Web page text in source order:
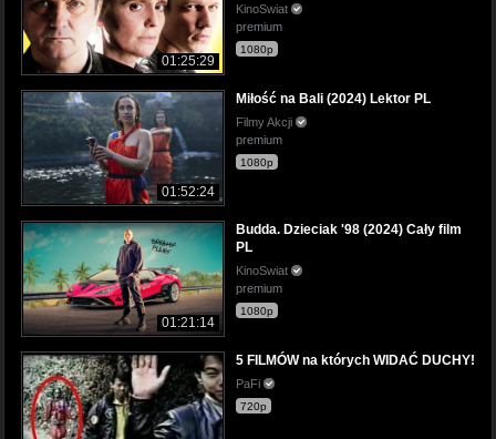
01:25:29
KinoSwiat
premium
1080p
01:52:24
Miłość na Bali (2024) Lektor PL
Filmy Akcji
premium
1080p
01:21:14
Budda. Dzieciak '98 (2024) Cały film
PL
KinoSwiat
premium
1080p
5 FILMÓW na których WIDAĆ DUCHY!
PaFi
720p